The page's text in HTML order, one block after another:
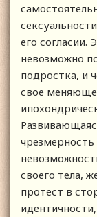
его согласии.
невозможно
подростка, и
свое
своего тела,
протест в